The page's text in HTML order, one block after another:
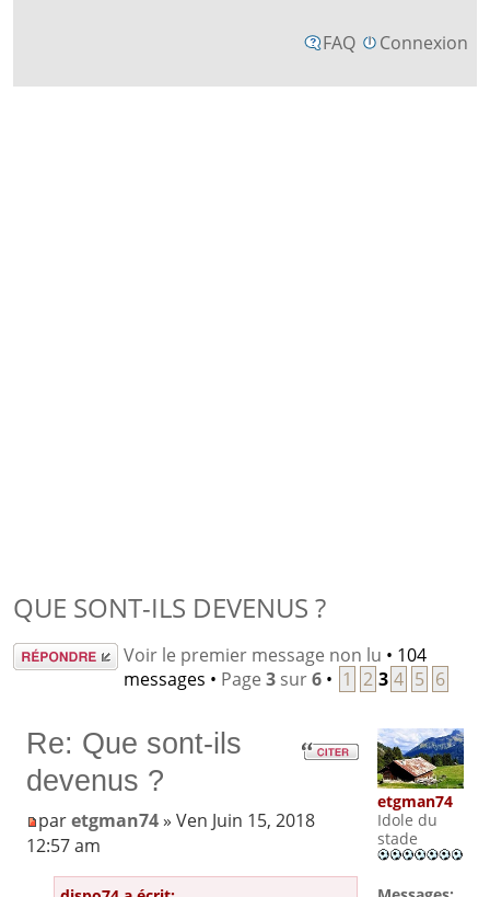
FAQ Connexion
QUE SONT-ILS DEVENUS ?
Répondre Voir le premier message non lu • 104
messages • Page 3sur6• 1 2 3 4 5 6
Re: Que sont-ils
devenus ?
paretgman74» Ven Juin 15, 2018
12:57 am
etgman74
Idole du
stade